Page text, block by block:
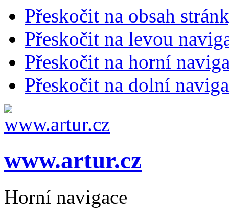
Přeskočit na obsah
Přeskočit na levou
Přeskočit na horní
Přeskočit na dolní
www.artur.cz
Horní navigace